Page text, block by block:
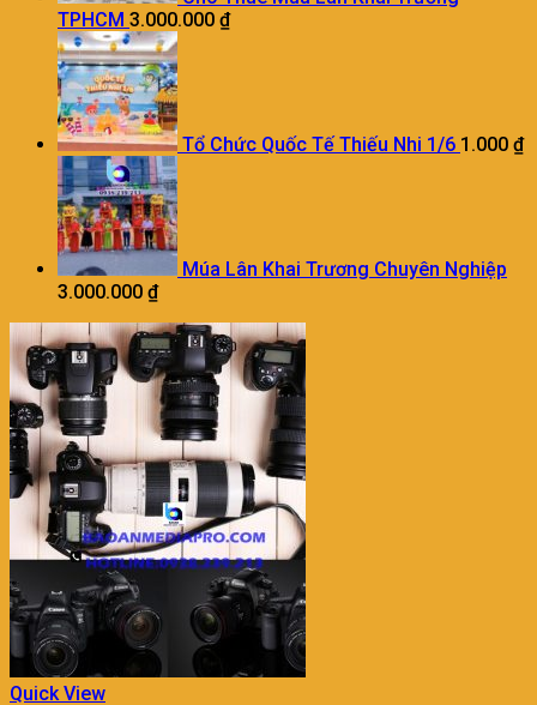
TPHCM 3.000.000 ₫
Tổ Chức Quốc Tế Thiếu Nhi 1/6 1.000 ₫
Múa Lân Khai Trương Chuyên Nghiệp
3.000.000 ₫
Quick View